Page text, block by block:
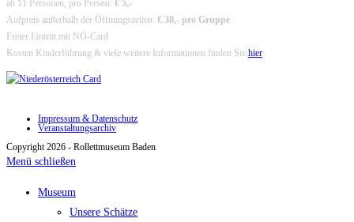
ab 11 Personen, pro Person: € 5,-
Aufpreis außerhalb der Öffnungszeiten: € 30,- pro Gruppe
Freier Eintritt mit NÖ-Card
Kosten Kinderführung & viele weitere Informationen finden Sie hier
Impressum & Datenschutz
Veranstaltungsarchiv
Copyright 2026 - Rollettmuseum Baden
Menü schließen
Museum
Unsere Schätze